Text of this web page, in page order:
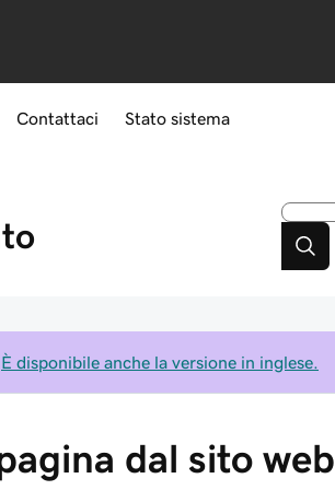
Contattaci Stato sistema
È disponibile anche la versione in inglese.
dal sito web